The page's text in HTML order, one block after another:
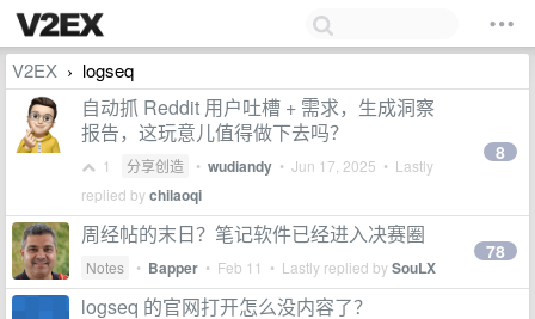
V2EX › logseq
自动抓 Reddit 用户吐槽 + 需求，生成洞察
报告，这玩意儿值得做下去吗？
1 分享创造 • wudiandy • Jun 17, 2025 • Lastly
replied bychilaoqi
8
周经帖的末日？笔记软件已经进入决赛圈
Notes • Bapper • Feb 11 • Lastly replied bySouLX
78
logseq 的官网打开怎么没内容了？